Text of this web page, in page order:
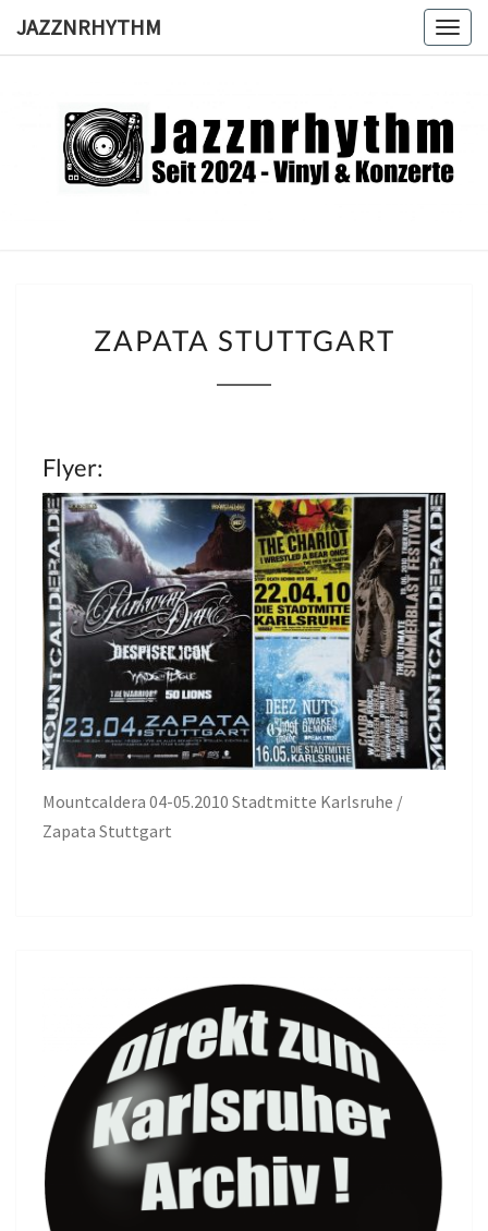
JAZZNRHYTHM
Seit
2024 –
STUTTGART
ZAPATA STUTTGART
Flyer:
Mountcaldera 04-05.2010 Stadtmitte Karlsruhe /
Zapata Stuttgart